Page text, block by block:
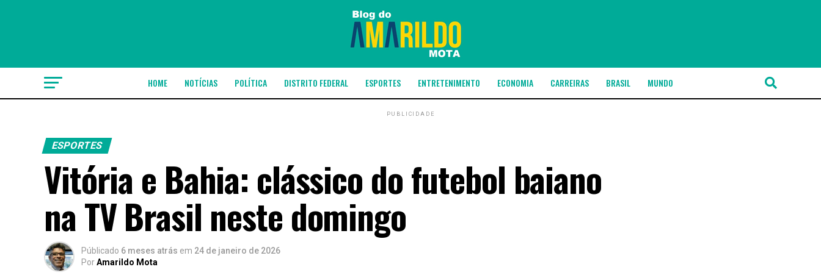
HOME NOTÍCIAS POLÍTICA DISTRITO FEDERAL ESPORTES ENTRETENIMENTO ECONOMIA CARREIRAS BRASIL MUNDO
PUBLICIDADE
ESPORTES
Vitória e Bahia: clássico do futebol baiano
na TV Brasil neste domingo
Públicado 6 meses atrás em 24 de janeiro de 2026
PorAmarildo Mota